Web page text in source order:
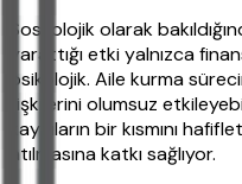
Sosyolojik olarak
yarattığı etki yalnızca
psikolojik. Aile kurma
ilişkilerini olumsuz
kaygıların bir kısmını
atılmasına katkı sağlıyor.